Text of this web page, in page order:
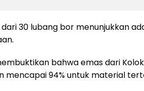
30 lubang bor menunjukkan
bahwa emas dari
mencapai 94% untuk material